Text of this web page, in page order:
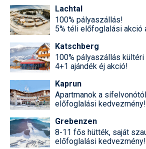
Snowboard
Snowboardfelszerelés
Sportorvos
Szakértők
Szánkó
Szótárak
Telemark
Téli sportok
Lachtal
100% pályaszállás!
5% téli előfoglalási
Katschberg
100% pályaszállás
4+1 ajándék éj akció!
Kaprun
Apartmanok a
előfoglalási kedvezmény!
Grebenzen
8-11 fős hütték, saját
előfoglalási kedvezmény!